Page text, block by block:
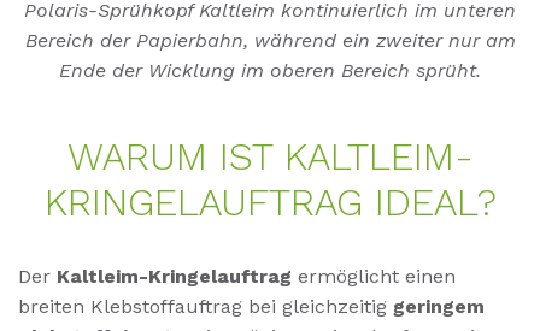
Polaris-Sprühkopf Kaltleim kontinuierlich im unteren
Bereich der Papierbahn, während ein zweiter nur am
Ende der Wicklung im oberen Bereich sprüht.
WAR­UM IST KALT­LEIM-
KRIN­GE­LAUF­TRAG IDE­AL?
Der Kaltleim-Kringelauftrag ermöglicht einen
breiten Klebstoffauftrag bei gleichzeitig geringem